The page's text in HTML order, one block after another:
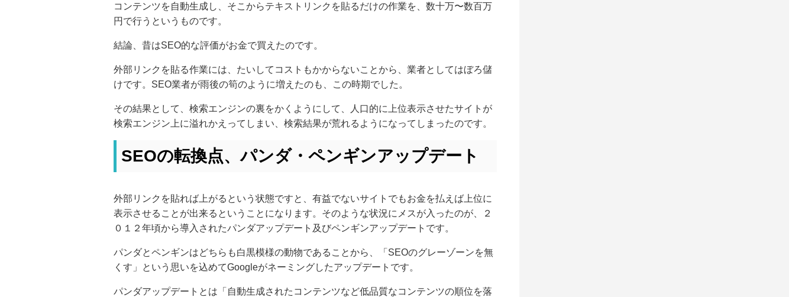
コンテンツを自動生成し、そこからテキストリンクを貼るだけの作業を、数十万〜数百万
円で行うというものです。
結論、昔はSEO的な評価がお金で買えたのです。
外部リンクを貼る作業には、たいしてコストもかからないことから、業者としてはぼろ儲
けです。SEO業者が雨後の筍のように増えたのも、この時期でした。
その結果として、検索エンジンの裏をかくようにして、人口的に上位表示させたサイトが
検索エンジン上に溢れかえってしまい、検索結果が荒れるようになってしまったのです。
SEOの転換点、パンダ・ペンギンアップデート
外部リンクを貼れば上がるという状態ですと、有益でないサイトでもお金を払えば上位に
表示させることが出来るということになります。そのような状況にメスが入ったのが、２
０１２年頃から導入されたパンダアップデート及びペンギンアップデートです。
パンダとペンギンはどちらも白黒模様の動物であることから、「SEOのグレーゾーンを無
くす」という思いを込めてGoogleがネーミングしたアップデートです。
パンダアップデートとは「自動生成されたコンテンツなど低品質なコンテンツの順位を落